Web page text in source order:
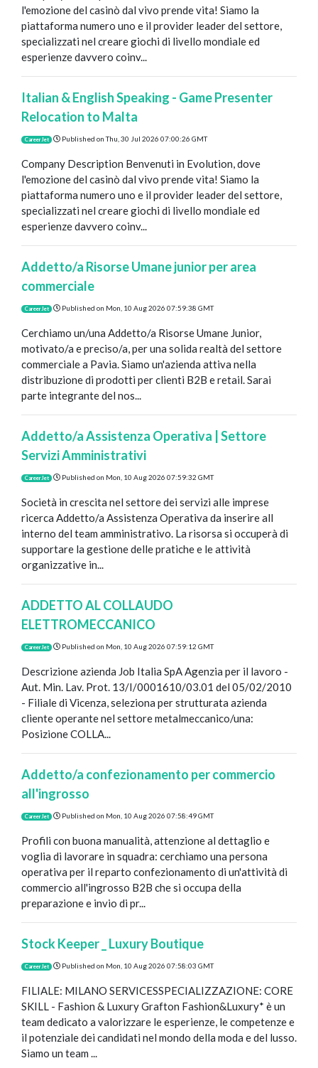
l'emozione del casinò dal vivo prende vita! Siamo la
piattaforma numero uno e il provider leader del settore,
specializzati nel creare giochi di livello mondiale ed
esperienze davvero coinv...
Italian & English Speaking - Game Presenter
Relocation to Malta
CareerJet Published onThu, 30 Jul 2026 07:00:26 GMT
Company Description Benvenuti in Evolution, dove
l'emozione del casinò dal vivo prende vita! Siamo la
piattaforma numero uno e il provider leader del settore,
specializzati nel creare giochi di livello mondiale ed
esperienze davvero coinv...
Addetto/a Risorse Umane junior per area
commerciale
CareerJet Published on Mon, 10 Aug 2026 07:59:38 GMT
Cerchiamo un/una Addetto/a Risorse Umane Junior,
motivato/a e preciso/a, per una solida realtà del settore
commerciale a Pavia. Siamo un'azienda attiva nella
distribuzione di prodotti per clienti B2B e retail. Sarai
parte integrante del nos...
Addetto/a Assistenza Operativa | Settore
Servizi Amministrativi
CareerJet Published on Mon, 10 Aug 2026 07:59:32 GMT
Società in crescita nel settore dei servizi alle imprese
ricerca Addetto/a Assistenza Operativa da inserire all
interno del team amministrativo. La risorsa si occuperà di
supportare la gestione delle pratiche e le attività
organizzative in...
ADDETTO AL COLLAUDO
ELETTROMECCANICO
CareerJet Published on Mon, 10 Aug 2026 07:59:12 GMT
Descrizione azienda Job Italia SpA Agenzia per il lavoro -
Aut. Min. Lav. Prot. 13/I/0001610/03.01 del 05/02/2010
- Filiale di Vicenza, seleziona per strutturata azienda
cliente operante nel settore metalmeccanico/una:
Posizione COLLA...
Addetto/a confezionamento per commercio
all'ingrosso
CareerJet Published on Mon, 10 Aug 2026 07:58:49 GMT
Profili con buona manualità, attenzione al dettaglio e
voglia di lavorare in squadra: cerchiamo una persona
operativa per il reparto confezionamento di un'attività di
commercio all'ingrosso B2B che si occupa della
preparazione e invio di pr...
Stock Keeper _ Luxury Boutique
CareerJet Published on Mon, 10 Aug 2026 07:58:03 GMT
FILIALE: MILANO SERVICESSPECIALIZZAZIONE: CORE
SKILL - Fashion & Luxury Grafton Fashion&Luxury* è un
team dedicato a valorizzare le esperienze, le competenze e
il potenziale dei candidati nel mondo della moda e del lusso.
Siamo un team ...